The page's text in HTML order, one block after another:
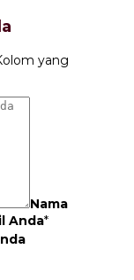
yang
Nama
Anda*